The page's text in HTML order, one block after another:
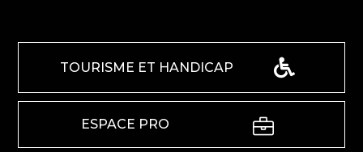
TOURISME ET HANDICAP
ESPACE PRO